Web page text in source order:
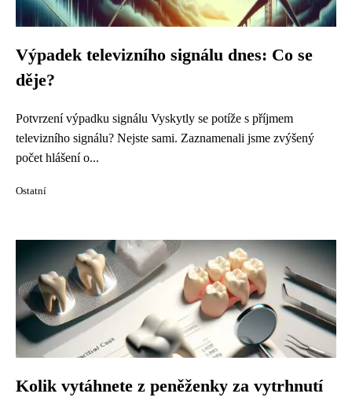
Výpadek televizního signálu dnes: Co se
děje?
Potvrzení výpadku signálu Vyskytly se potíže s příjmem
televizního signálu? Nejste sami. Zaznamenali jsme zvýšený
počet hlášení o...
Ostatní
Kolik vytáhnete z peněženky za vytrhnutí